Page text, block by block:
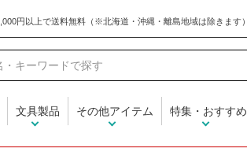
気文具
文具製品 その他アイテム 特集・おすすめ